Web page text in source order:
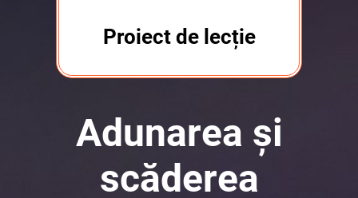
Proiect de lecție
Adunarea și
scăderea